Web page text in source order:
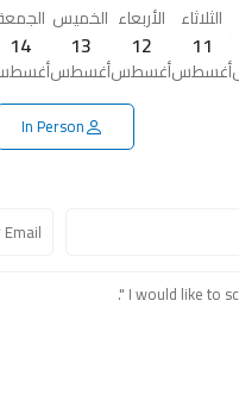
الثلاثاء
11
أغسطس
الأربعاء
12
أغسطس
الخميس
13
أغسطس
14
In Person